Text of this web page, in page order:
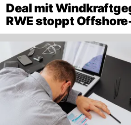
Deal mit
RWE stoppt